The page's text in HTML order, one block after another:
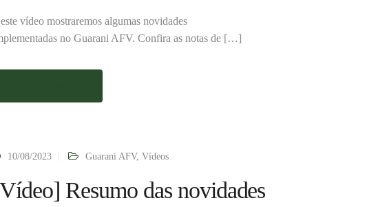
vídeo mostraremos algumas novidades
no Guarani AFV. Confira as notas de […]
10/08/2023 Guarani AFV, Vídeos
Resumo das novidades